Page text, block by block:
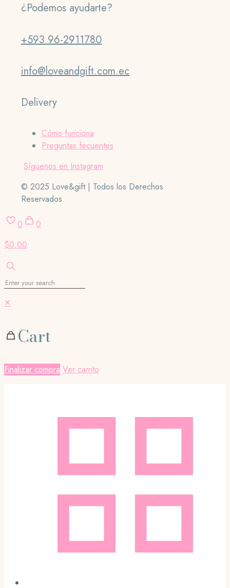
¿Podemos ayudarte?
+593 96-2911780
info@loveandgift.com.ec
Delivery
Cómo funciona
Preguntas fecuentes
Síguenos en Instagram
© 2025 Love&gift | Todos los Derechos
Reservados
0
0
$0,00
✕
Cart
Finalizar compra Ver carrito